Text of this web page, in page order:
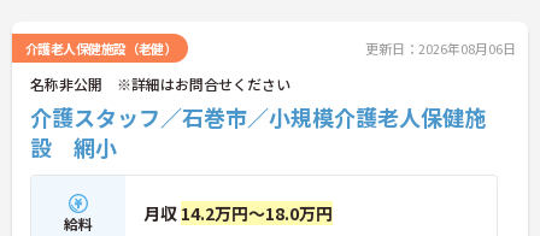
介護老人保健施設（老健） 更新日：2026年08月06日
名称非公開 ※詳細はお問合せください
介護スタッフ／石巻市／小規模介護老人保健施
設 網小
給料 月収 14.2万円～18.0万円